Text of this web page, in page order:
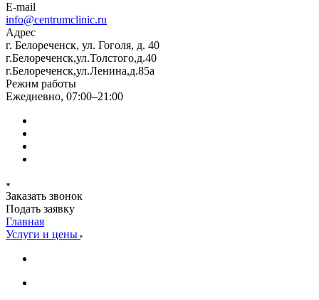
E-mail
info@centrumclinic.ru
Адрес
г. Белореченск, ул. Гоголя, д. 40
г.Белореченск,ул.Толстого,д.40
г.Белореченск,ул.Ленина,д.85а
Режим работы
Ежедневно, 07:00–21:00
Заказать звонок
Подать заявку
Главная
Услуги и цены